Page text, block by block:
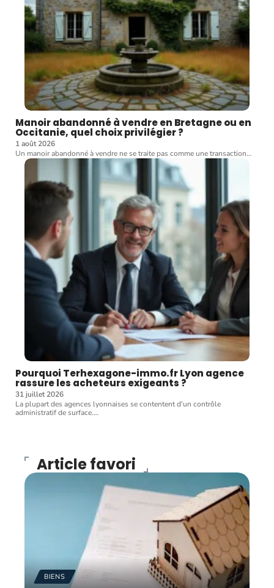
Manoir abandonné à vendre en Bretagne ou en
Occitanie, quel choix privilégier ?
1 août 2026
Un manoir abandonné à vendre ne se traite pas comme une transaction…
Pourquoi Terhexagone-immo.fr Lyon agence
rassure les acheteurs exigeants ?
31 juillet 2026
La plupart des agences lyonnaises se contentent d'un contrôle
administratif de surface.…
Article favori
BIENS